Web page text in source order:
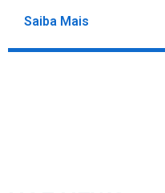
Saiba Mais